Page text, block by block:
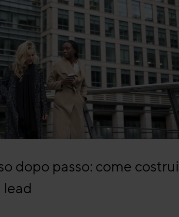
dopo passo: come
lead